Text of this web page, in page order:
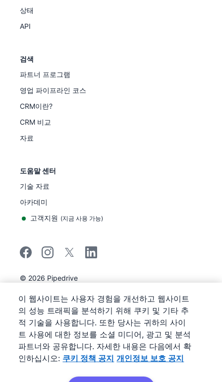
상태
API
검색
파트너 프로그램
영업 파이프라인 코스
CRM이란?
CRM 비교
자료
도움말 센터
기술 자료
아카데미
고객지원 (지금 사용 가능)
© 2026 Pipedrive
Pipedrive
개인정보 보호 공지
사이트 맵
쿠키 정책 공지
쿠키 기본 설정
Pipedrive는 웹 기반 영업 CRM입니다.
이 웹사이트는 사용자 경험을 개선하고 웹사이트
의 성능 트래픽을 분석하기 위해 쿠키 및 기타 추
적 기술을 사용합니다. 또한 당사는 귀하의 사이
트 사용에 대한 정보를 소셜 미디어, 광고 및 분석
파트너와 공유합니다. 자세한 내용은 다음에서 확
인하십시오: 쿠키 정책 공지 개인정보 보호 공지